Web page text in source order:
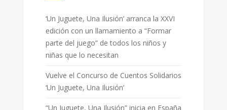
‘Un Juguete, Una Ilusión’ arranca la XXVI
edición con un llamamiento a “Formar
parte del juego” de todos los niños y
niñas que lo necesitan
Vuelve el Concurso de Cuentos Solidarios
‘Un Juguete, Una Ilusión’
“Un Juguete, Una Ilusión” inicia en España